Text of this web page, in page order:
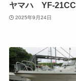
ヤマハ YF-21CC
2025年9月24日